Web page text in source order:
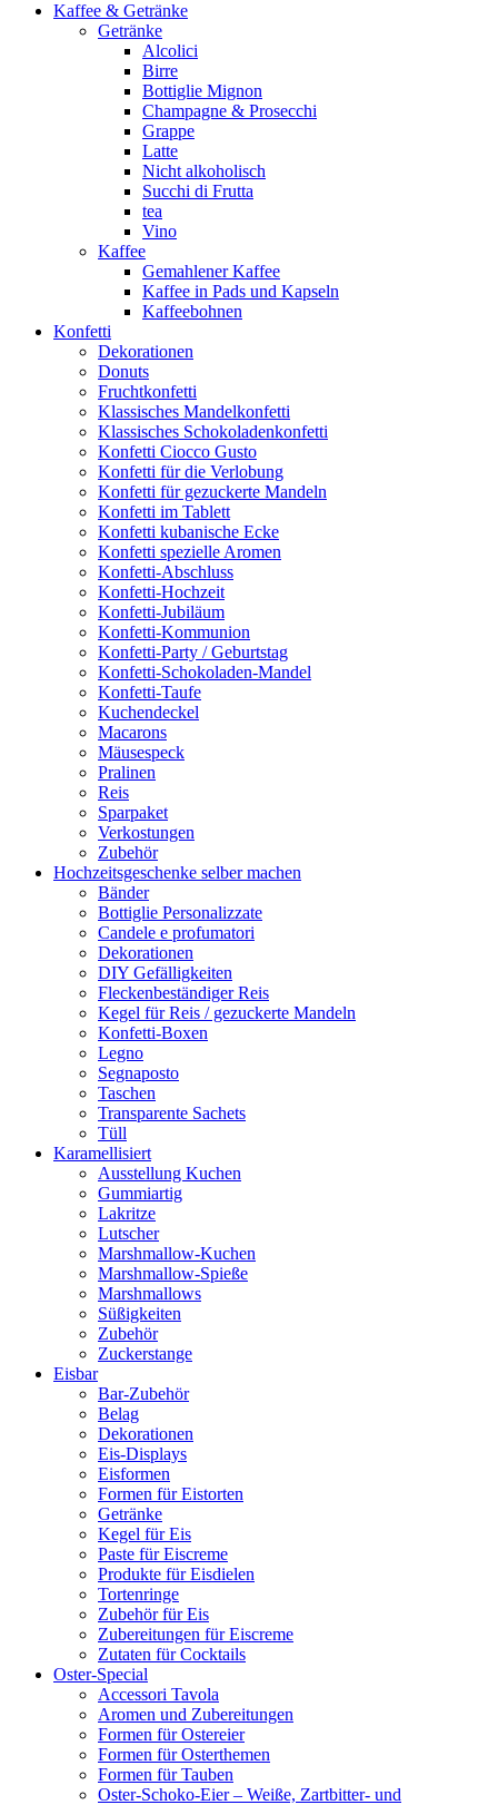
Kaffee & Getränke
Getränke
Alcolici
Birre
Bottiglie Mignon
Champagne & Prosecchi
Grappe
Latte
Nicht alkoholisch
Succhi di Frutta
tea
Vino
Kaffee
Gemahlener Kaffee
Kaffee in Pads und Kapseln
Kaffeebohnen
Konfetti
Dekorationen
Donuts
Fruchtkonfetti
Klassisches Mandelkonfetti
Klassisches Schokoladenkonfetti
Konfetti Ciocco Gusto
Konfetti für die Verlobung
Konfetti für gezuckerte Mandeln
Konfetti im Tablett
Konfetti kubanische Ecke
Konfetti spezielle Aromen
Konfetti-Abschluss
Konfetti-Hochzeit
Konfetti-Jubiläum
Konfetti-Kommunion
Konfetti-Party / Geburtstag
Konfetti-Schokoladen-Mandel
Konfetti-Taufe
Kuchendeckel
Macarons
Mäusespeck
Pralinen
Reis
Sparpaket
Verkostungen
Zubehör
Hochzeitsgeschenke selber machen
Bänder
Bottiglie Personalizzate
Candele e profumatori
Dekorationen
DIY Gefälligkeiten
Fleckenbeständiger Reis
Kegel für Reis / gezuckerte Mandeln
Konfetti-Boxen
Legno
Segnaposto
Taschen
Transparente Sachets
Tüll
Karamellisiert
Ausstellung Kuchen
Gummiartig
Lakritze
Lutscher
Marshmallow-Kuchen
Marshmallow-Spieße
Marshmallows
Süßigkeiten
Zubehör
Zuckerstange
Eisbar
Bar-Zubehör
Belag
Dekorationen
Eis-Displays
Eisformen
Formen für Eistorten
Getränke
Kegel für Eis
Paste für Eiscreme
Produkte für Eisdielen
Tortenringe
Zubehör für Eis
Zubereitungen für Eiscreme
Zutaten für Cocktails
Oster-Special
Accessori Tavola
Aromen und Zubereitungen
Formen für Ostereier
Formen für Osterthemen
Formen für Tauben
Oster-Schoko-Eier – Weiße, Zartbitter- und